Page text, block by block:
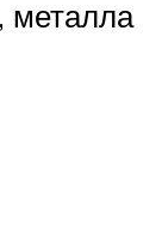
металла